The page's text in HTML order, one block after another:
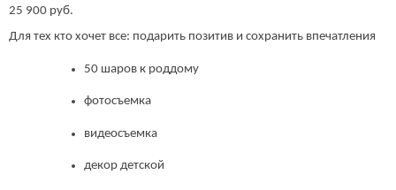
25 900 руб.
Для тех кто хочет все: подарить позитив и сохранить впечатления
50 шаров к роддому
фотосъемка
видеосъемка
декор детской